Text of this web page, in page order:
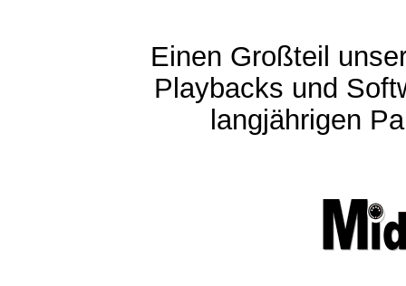
Einen Großteil
Playbacks und
langjährigen